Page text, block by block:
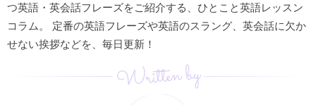
つ英語・英会話フレーズをご紹介する、ひとこと英語レッスン
コラム。 定番の英語フレーズや英語のスラング、英会話に欠か
せない挨拶などを、毎日更新！
Written by